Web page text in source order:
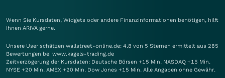
Wenn Sie Kursdaten, Widgets oder andere Finanzinformationen benötigen, hilft
Ihnen ARIVA gerne.
Unsere User schätzen wallstreet-online.de: 4.8 von 5 Sternen ermittelt aus 285
Bewertungen bei www.kagels-trading.de
Zeitverzögerung der Kursdaten: Deutsche Börsen +15 Min. NASDAQ +15 Min.
NYSE +20 Min. AMEX +20 Min. Dow Jones +15 Min. Alle Angaben ohne Gewähr.